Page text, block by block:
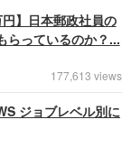
円】日本郵政社員の
らっているのか？...
177,613 views
ジョブレベル別に